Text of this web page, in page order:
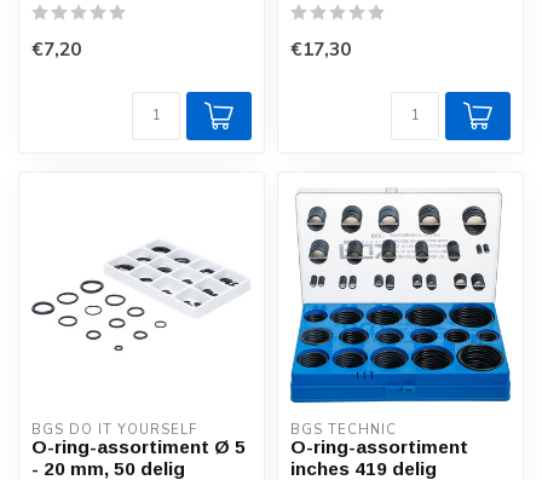
€7,20 €17,30
BGS DO IT YOURSELF
O-ring-assortiment Ø 5
- 20 mm, 50 delig
BGS TECHNIC
O-ring-assortiment
inches 419 delig